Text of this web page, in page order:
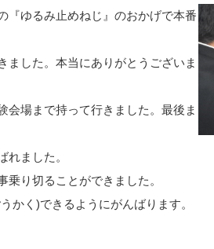
『ゆるみ止めねじ』のおかげで本番
した。本当にありがとうございま
会場まで持って行きました。最後ま
ました。
乗り切ることができました。
かく)できるようにがんばります。